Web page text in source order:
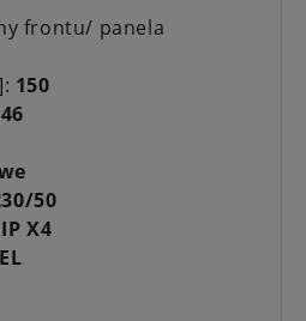
frontu/ panela
150
46
50
IP X4